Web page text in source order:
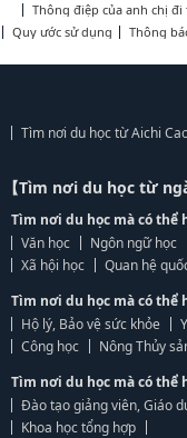
Thông điệp của anh chị đi
Quy ước sử dụng
Thông
Tìm nơi du học từ Aichi
【Tìm nơi du học từ
Tìm nơi du học mà có thể
Văn học
Ngôn ngữ học
Xã hội học
Quan hệ
Tìm nơi du học mà có thể
Hộ lý, Bảo vệ sức khỏe
Công học
Nông Thủy
Tìm nơi du học mà có thể
Đào tạo giảng viên, Giáo
Khoa học tổng hợp